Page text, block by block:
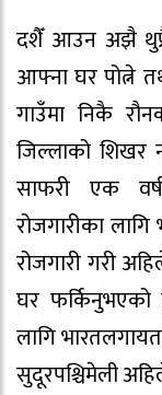
दशैँ आउन अझै
आफ्ना घर पोत्ने
गाउँमा निकै
जिल्लाको शिखर
साफरी एक
रोजगारीका
रोजगारी गरी
घर फर्किनुभएको
लागि
सुदूरपश्चिमेली